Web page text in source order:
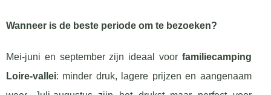
Wanneer is de beste periode om te bezoeken?
Mei-juni en september zijn ideaal voor familiecamping
Loire-vallei: minder druk, lagere prijzen en aangenaam